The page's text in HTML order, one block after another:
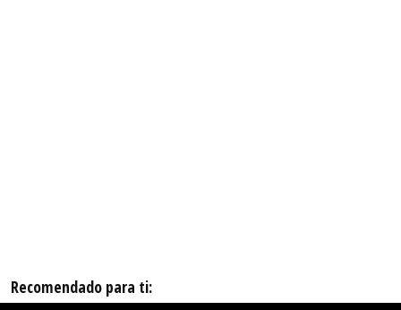
Recomendado para ti: